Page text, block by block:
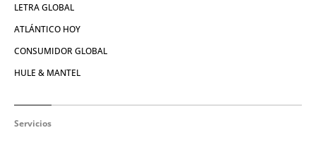
LETRA GLOBAL
ATLÁNTICO HOY
CONSUMIDOR GLOBAL
HULE & MANTEL
Servicios